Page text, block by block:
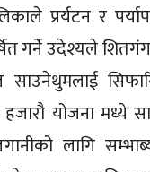
प्रर्यटन र
गर्ने उदेश्यले
साउनेथुमलाई
योजना मध्ये
लागि